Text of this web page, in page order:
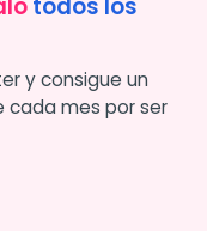
y consigue un
cada mes por ser